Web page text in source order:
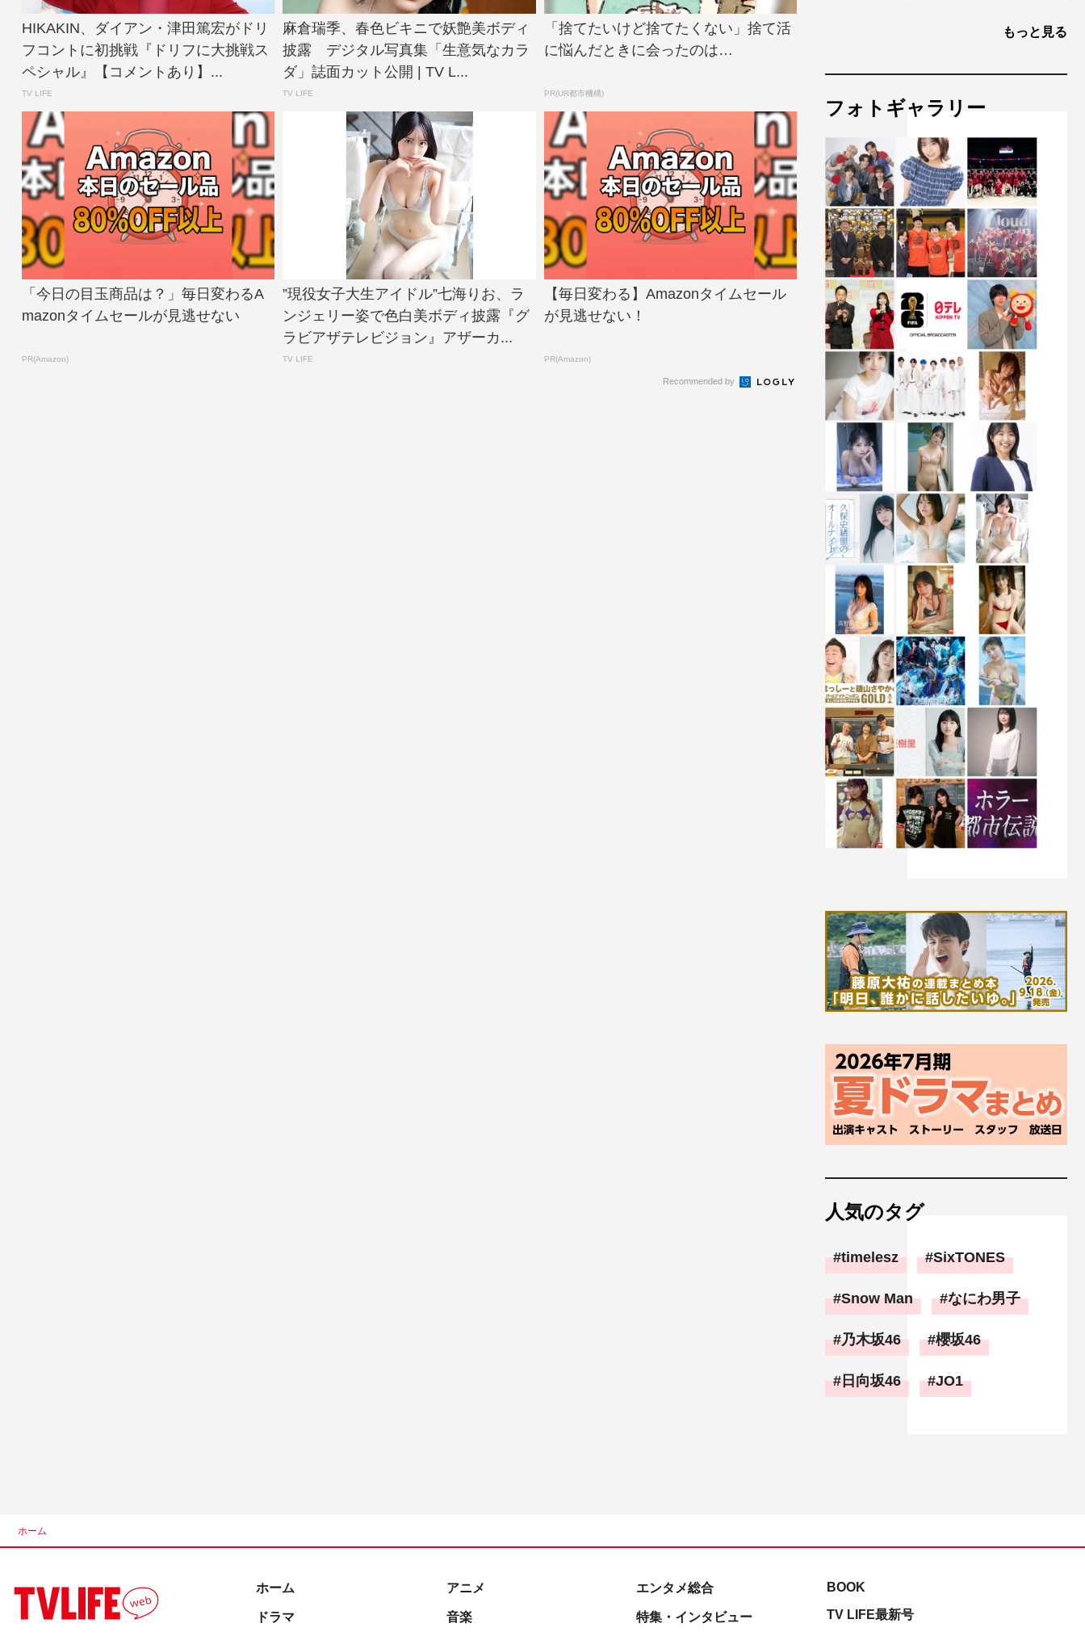
HIKAKIN、ダイアン・津田篤宏がドリ
フコントに初挑戦『ドリフに大挑戦ス
ペシャル』【コメントあり】...
TV LIFE
麻倉瑞季、春色ビキニで妖艶美ボディ
披露 デジタル写真集「生意気なカラ
ダ」誌面カット公開 | TV L...
TV LIFE
「捨てたいけど捨てたくない」捨て活
に悩んだときに会ったのは…
PR(UR都市機構)
「今日の目玉商品は？」毎日変わるA
mazonタイムセールが見逃せない
PR(Amazon)
”現役女子大生アイドル”七海りお、ラ
ンジェリー姿で色白美ボディ披露『グ
ラビアザテレビジョン』アザーカ...
TV LIFE
【毎日変わる】Amazonタイムセール
が見逃せない！
PR(Amazon)
Recommended by
もっと見る
フォトギャラリー
人気のタグ
timelesz SixTONES
Snow Man なにわ男子
乃木坂46 櫻坂46
日向坂46 JO1
ホーム
ホーム
ドラマ
アニメ
音楽
エンタメ総合
特集・インタビュー
BOOK
TV LIFE最新号